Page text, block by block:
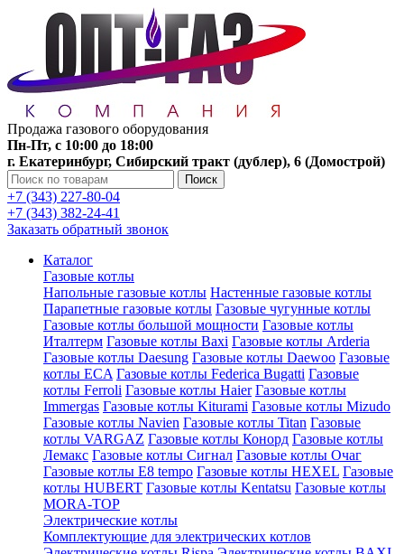
Продажа газового оборудования
Пн-Пт, с 10:00 до 18:00
г. Екатеринбург, Сибирский тракт (дублер), 6 (Домострой)
Поиск
+7 (343) 227-80-04
+7 (343) 382-24-41
Заказать обратный звонок
Каталог
Газовые котлы
Напольные газовые котлы Настенные газовые котлы
Парапетные газовые котлы Газовые чугунные котлы
Газовые котлы большой мощности Газовые котлы
Италтерм Газовые котлы Baxi Газовые котлы Arderia
Газовые котлы Daesung Газовые котлы Daewoo Газовые
котлы ECA Газовые котлы Federica Bugatti Газовые
котлы Ferroli Газовые котлы Haier Газовые котлы
Immergas Газовые котлы Kiturami Газовые котлы Mizudo
Газовые котлы Navien Газовые котлы Titan Газовые
котлы VARGAZ Газовые котлы Конорд Газовые котлы
Лемакс Газовые котлы Сигнал Газовые котлы Очаг
Газовые котлы E8 tempo Газовые котлы HEXEL Газовые
котлы HUBERT Газовые котлы Kentatsu Газовые котлы
MORA-TOP
Электрические котлы
Комплектующие для электрических котлов